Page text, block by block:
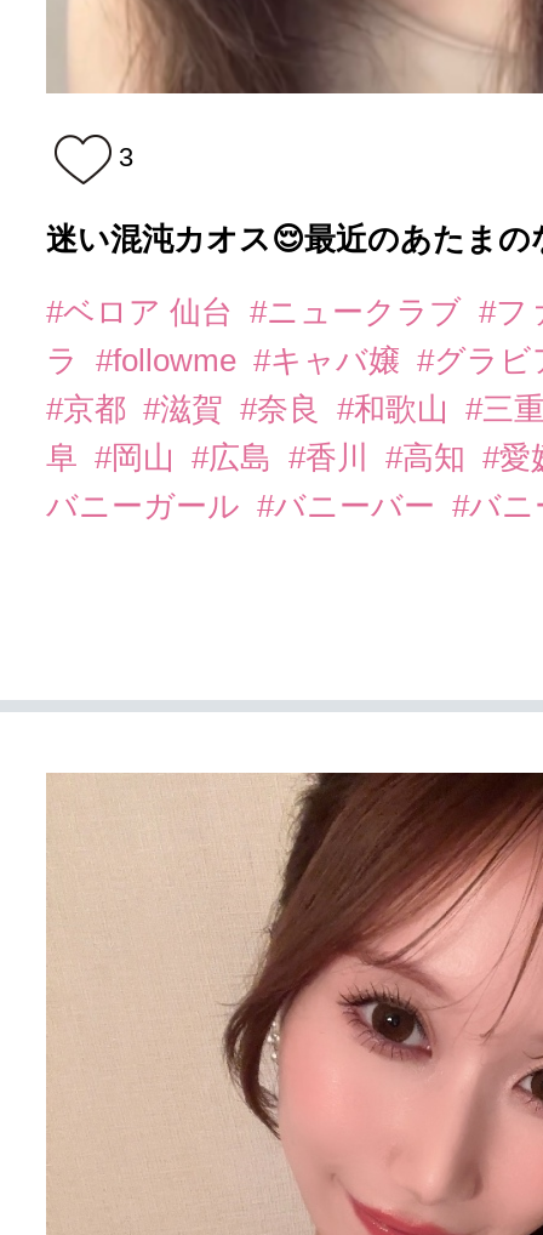
3
迷い混沌カオス😌最近のあたまの
#ベロア 仙台 #ニュークラブ #フ
ラ
#followme #キャバ嬢 #グラ
#京都 #滋賀 #奈良 #和歌山
#三
阜 #岡山 #広島 #香川 #高知 #愛
バニーガール #バニーバー #バ